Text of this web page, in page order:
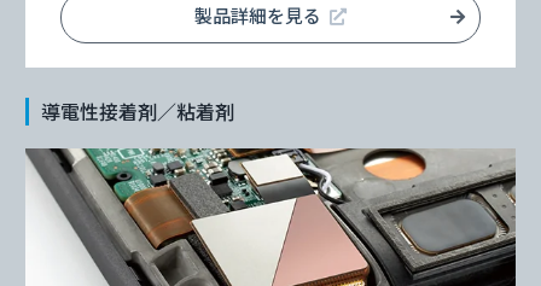
製品詳細を見る
導電性接着剤／粘着剤